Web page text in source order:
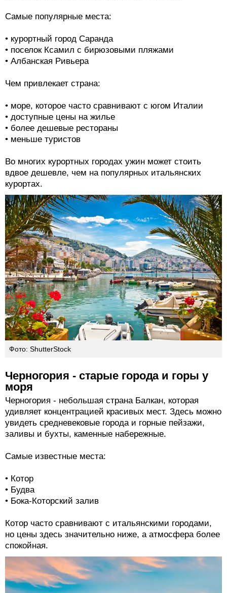
Самые популярные места:
• курортный город Саранда
• поселок Ксамил с бирюзовыми пляжами
• Албанская Ривьера
Чем привлекает страна:
• море, которое часто сравнивают с югом Италии
• доступные цены на жилье
• более дешевые рестораны
• меньше туристов
Во многих курортных городах ужин может стоить
вдвое дешевле, чем на популярных итальянских
курортах.
Фото: ShutterStock
Черногория - старые города и горы у
моря
Черногория - небольшая страна Балкан, которая
удивляет концентрацией красивых мест. Здесь можно
увидеть средневековые города и горные пейзажи,
заливы и бухты, каменные набережные.
Самые известные места:
• Котор
• Будва
• Бока-Которский залив
Котор часто сравнивают с итальянскими городами,
но цены здесь значительно ниже, а атмосфера более
спокойная.